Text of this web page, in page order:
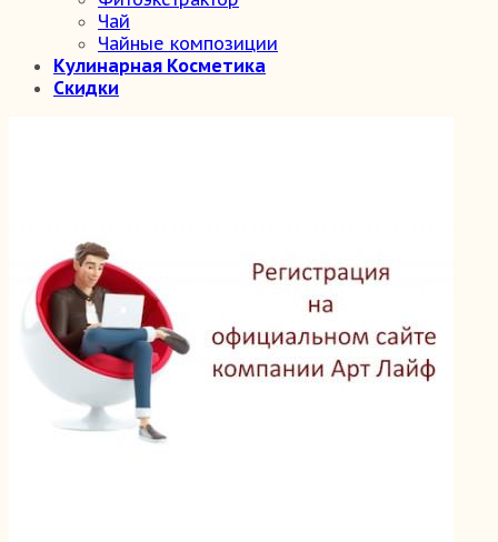
Чай
Чайные композиции
Кулинарная Косметика
Скидки